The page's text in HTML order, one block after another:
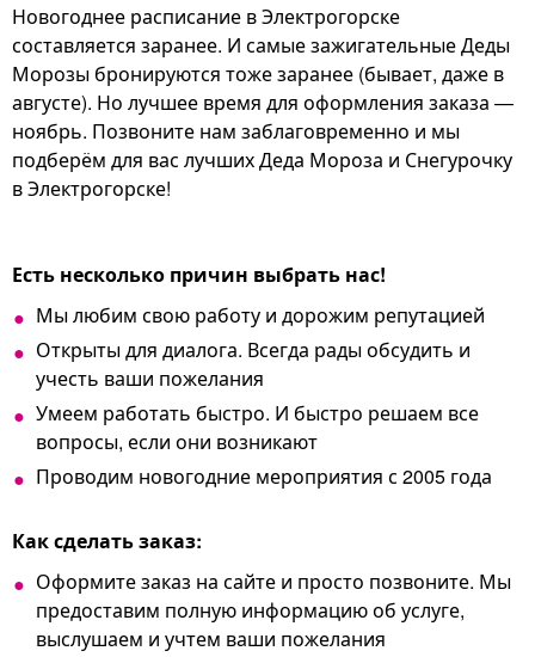
Новогоднее расписание в Электрогорске
составляется заранее. И самые зажигательные Деды
Морозы бронируются тоже заранее (бывает, даже в
августе). Но лучшее время для оформления заказа —
ноябрь. Позвоните нам заблаговременно и мы
подберём для вас лучших Деда Мороза и Снегурочку
в Электрогорске!
Есть несколько причин выбрать нас!
Мы любим свою работу и дорожим репутацией
Открыты для диалога. Всегда рады обсудить и
учесть ваши пожелания
Умеем работать быстро. И быстро решаем все
вопросы, если они возникают
Проводим новогодние мероприятия с 2005 года
Как сделать заказ:
Оформите заказ на сайте и просто позвоните. Мы
предоставим полную информацию об услуге,
выслушаем и учтем ваши пожелания